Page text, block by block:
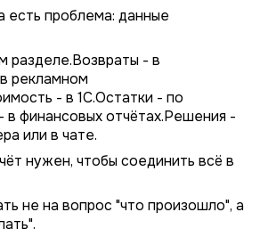
есть проблема: данные
разделе.Возвраты - в
рекламном
- в 1С.Остатки - по
в финансовых отчётах.Решения -
или в чате.
нужен, чтобы соединить всё в
не на вопрос "что произошло", а